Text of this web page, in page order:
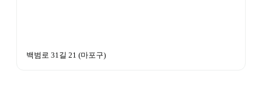
백범로 31길 21 (마포구)